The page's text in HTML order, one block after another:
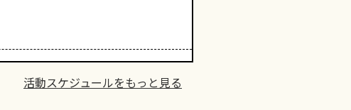
活動スケジュールをもっと見る